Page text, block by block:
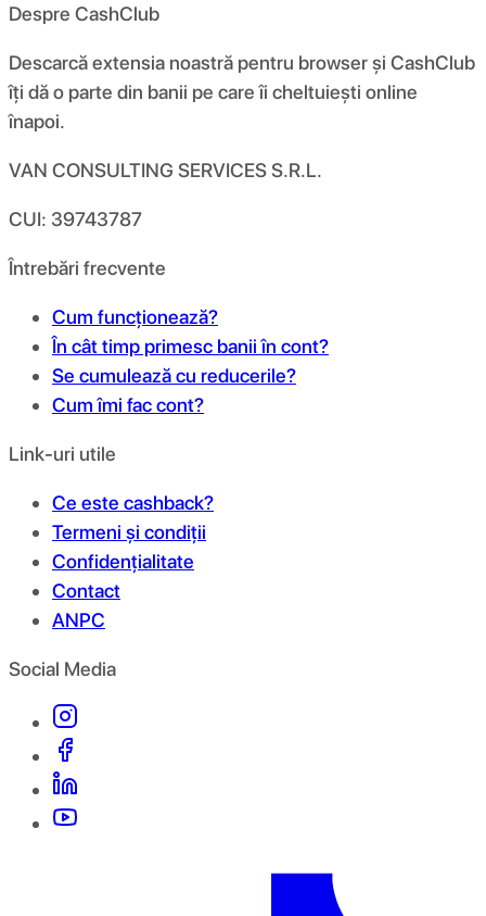
Despre CashClub
Descarcă extensia noastră pentru browser și CashClub
îți dă o parte din banii pe care îi cheltuiești online
înapoi.
VAN CONSULTING SERVICES S.R.L.
CUI: 39743787
Întrebări frecvente
Cum funcționează?
În cât timp primesc banii în cont?
Se cumulează cu reducerile?
Cum îmi fac cont?
Link-uri utile
Ce este cashback?
Termeni și condiții
Confidențialitate
Contact
ANPC
Social Media